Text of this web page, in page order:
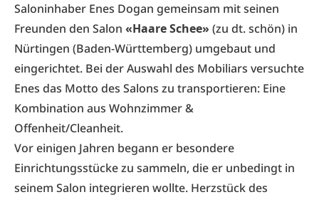
Saloninhaber Enes Dogan gemeinsam mit seinen
Freunden den Salon «Haare Schee» (zu dt. schön) in
Nürtingen (Baden-Württemberg) umgebaut und
eingerichtet. Bei der Auswahl des Mobiliars versuchte
Enes das Motto des Salons zu transportieren: Eine
Kombination aus Wohnzimmer &
Offenheit/Cleanheit.
Vor einigen Jahren begann er besondere
Einrichtungsstücke zu sammeln, die er unbedingt in
seinem Salon integrieren wollte. Herzstück des